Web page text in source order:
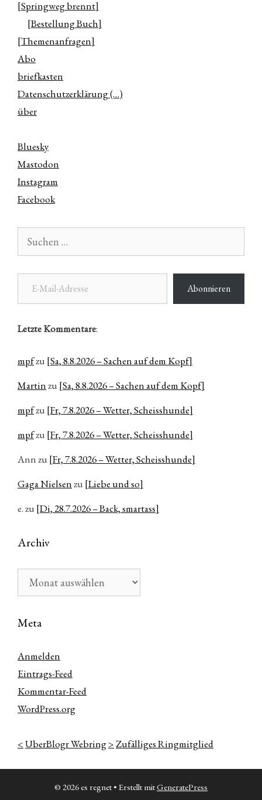
[Springweg brennt]
[Bestellung Buch]
[Themenanfragen]
Abo
briefkasten
Datenschutzerklärung (…)
über
Bluesky
Mastodon
Instagram
Facebook
nach:
E-Mail-Adresse
Abonnieren
Letzte Kommentare:
mpfzu [Sa, 8.8.2026 – Sachen auf dem Kopf]
Martinzu [Sa, 8.8.2026 – Sachen auf dem Kopf]
mpfzu [Fr, 7.8.2026 – Wetter, Scheisshunde]
mpfzu [Fr, 7.8.2026 – Wetter, Scheisshunde]
Annzu [Fr, 7.8.2026 – Wetter, Scheisshunde]
Gaga Nielsenzu [Liebe und so]
e.zu [Di, 28.7.2026 – Back, smartass]
Archiv
Meta
Anmelden
Eintrags-Feed
Kommentar-Feed
WordPress.org
<UberBlogr Webring>Zufälliges Ringmitglied
© 2026 es regnet• Erstellt mitGeneratePress